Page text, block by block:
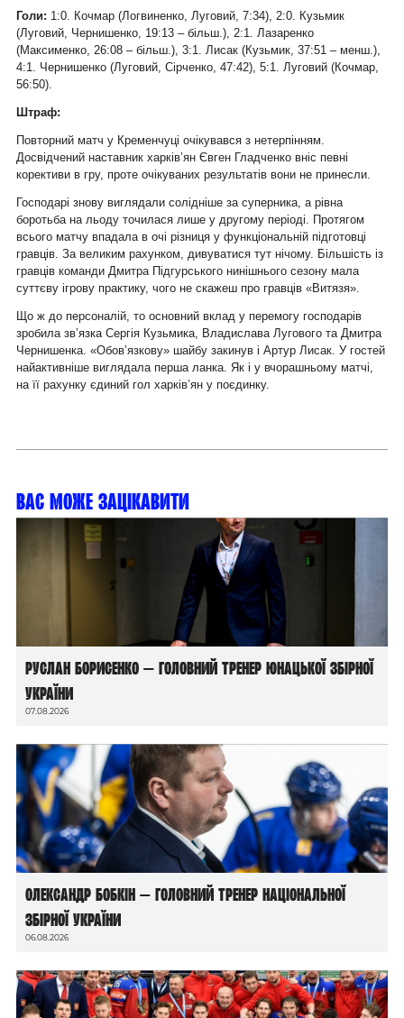
Голи: 1:0. Кочмар (Логвиненко, Луговий, 7:34), 2:0. Кузьмик
(Луговий, Чернишенко, 19:13 – більш.), 2:1. Лазаренко
(Максименко, 26:08 – більш.), 3:1. Лисак (Кузьмик, 37:51 – менш.),
4:1. Чернишенко (Луговий, Сірченко, 47:42), 5:1. Луговий (Кочмар,
56:50).
Штраф:
Повторний матч у Кременчуці очікувався з нетерпінням.
Досвідчений наставник харків’ян Євген Гладченко вніс певні
корективи в гру, проте очікуваних результатів вони не принесли.
Господарі знову виглядали солідніше за суперника, а рівна
боротьба на льоду точилася лише у другому періоді. Протягом
всього матчу впадала в очі різниця у функціональній підготовці
гравців. За великим рахунком, дивуватися тут нічому. Більшість із
гравців команди Дмитра Підгурського нинішнього сезону мала
суттєву ігрову практику, чого не скажеш про гравців «Витязя».
Що ж до персоналій, то основний вклад у перемогу господарів
зробила зв’язка Сергія Кузьмика, Владислава Лугового та Дмитра
Чернишенка. «Обов’язкову» шайбу закинув і Артур Лисак. У гостей
найактивніше виглядала перша ланка. Як і у вчорашньому матчі,
на її рахунку єдиний гол харків’ян у поєдинку.
Вас може зацікавити
Руслан Борисенко — головний тренер юнацької збірної
України
07.08.2026
Олександр Бобкін — головний тренер національної
збірної України
06.08.2026